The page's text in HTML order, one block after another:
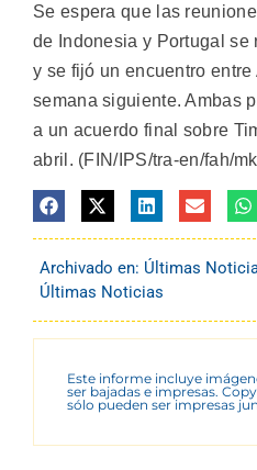
Se espera que las
de Indonesia y Portugal se
y se fijó un encuentro
semana siguiente. Ambas
a un acuerdo final sobre
abril. (FIN/IPS/tra-en/fah/
Archivado en: Últimas
Últimas Noticias
Este informe incluye
ser bajadas e impresas.
sólo pueden ser impresas